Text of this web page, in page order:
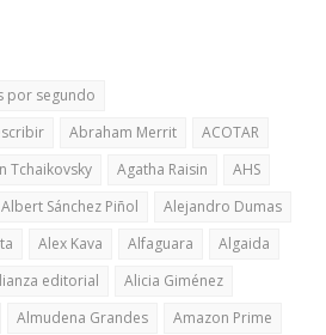
por segundo
Abraham Merrit
ACOTAR
Tchaikovsky Agatha Raisin
AHS
Albert Sánchez Piñol
Alejandro Dumas
Alex Kava Alfaguara
Algaida
editorial
Alicia Giménez
Almudena Grandes
Amazon Prime